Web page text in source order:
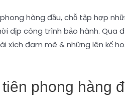
hàng đầu, chỗ tập hợp
dịp công trình bảo hành. Qua
xích đam mê & những lên kế
phong hàng